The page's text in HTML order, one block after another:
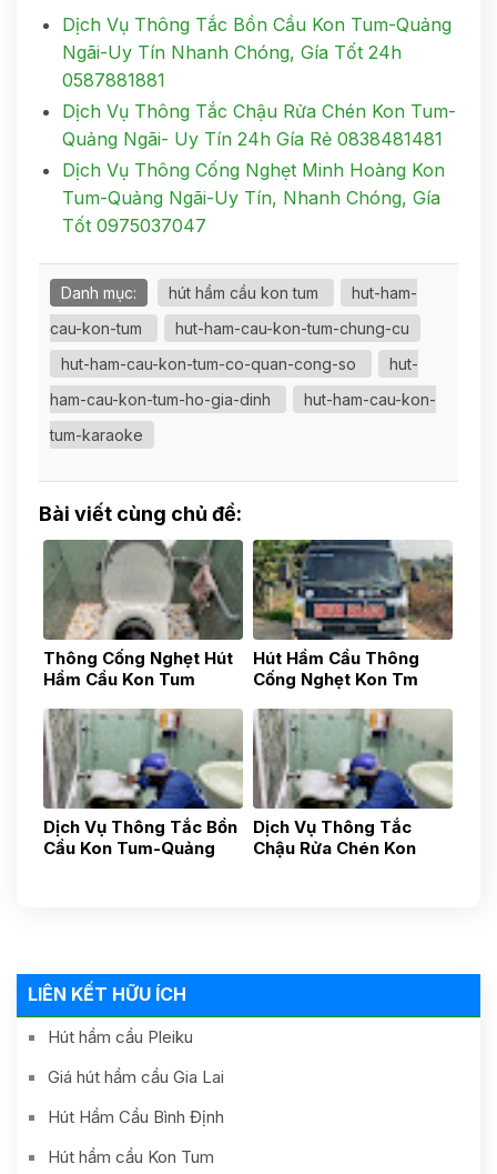
LIÊN KẾT HỮU ÍCH
Hút hầm cầu Pleiku
Giá hút hầm cầu Gia Lai
Hút Hầm Cầu Bình Định
Hút hầm cầu Kon Tum
Dịch Vụ Thông Tắc Bồn Cầu Kon Tum-Quảng
Ngãi-Uy Tín Nhanh Chóng, Gía Tốt 24h
0587881881
Dịch Vụ Thông Tắc Chậu Rửa Chén Kon Tum-
Quảng Ngãi- Uy Tín 24h Gía Rẻ 0838481481
Dịch Vụ Thông Cống Nghẹt Minh Hoàng Kon
Tum-Quảng Ngãi-Uy Tín, Nhanh Chóng, Gía
Tốt 0975037047
Danh mục: hút hầm cầu kon tum
hut-ham-
cau-kon-tum
hut-ham-cau-kon-tum-chung-cu
hut-ham-cau-kon-tum-co-quan-cong-so
hut-
ham-cau-kon-tum-ho-gia-dinh
hut-ham-cau-kon-
tum-karaoke
Bài viết cùng chủ đề:
Thông Cống Nghẹt Hút
Hầm Cầu Kon Tum
Hút Hầm Cầu Thông
Cống Nghẹt Kon Tm
Dịch Vụ Thông Tắc Bồn
Cầu Kon Tum-Quảng
Dịch Vụ Thông Tắc
Chậu Rửa Chén Kon